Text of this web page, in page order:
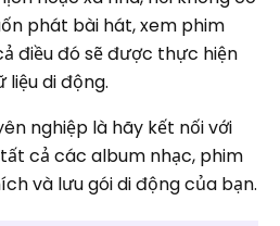
phát bài hát, xem phim
điều đó sẽ được thực hiện
di động.
nghiệp là hãy kết nối với
cả các album nhạc, phim
và lưu gói di động của bạn.